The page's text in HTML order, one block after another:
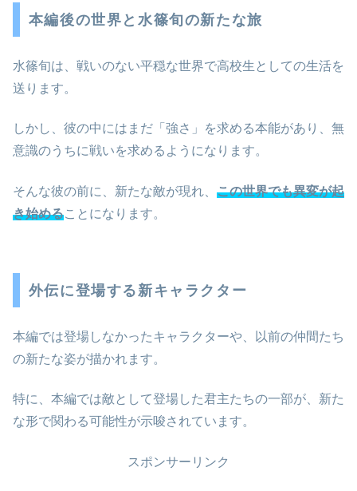
本編後の世界と水篠旬の新たな旅
水篠旬は、戦いのない平穏な世界で高校生としての生活を
送ります。
しかし、彼の中にはまだ「強さ」を求める本能があり、無
意識のうちに戦いを求めるようになります。
そんな彼の前に、新たな敵が現れ、 この世界でも異変が起
き始めることになります。
外伝に登場する新キャラクター
本編では登場しなかったキャラクターや、以前の仲間たち
の新たな姿が描かれます。
特に、本編では敵として登場した君主たちの一部が、新た
な形で関わる可能性が示唆されています。
スポンサーリンク